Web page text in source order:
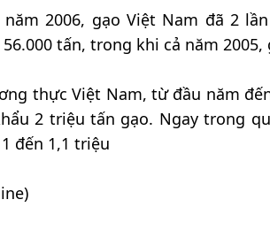
2006, gạo Việt Nam đã 2
tấn, trong khi cả năm
thực Việt Nam, từ đầu năm
2 triệu tấn gạo. Ngay trong
đến 1,1 triệu